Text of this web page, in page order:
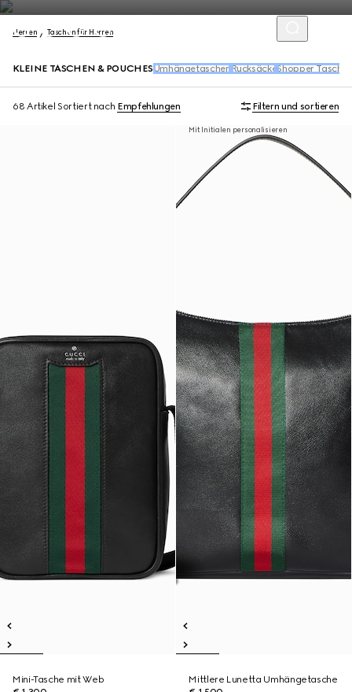
Herren Taschen für Herren
KLEINE TASCHEN & POUCHES Umhängetaschen RucksäckeShopper Taschen
68 Artikel Sortiert nach Empfehlungen Filtern und sortieren
Mini-Tasche mit Web
Mit Initialen personalisieren
Mittlere Lunetta Umhängetasche